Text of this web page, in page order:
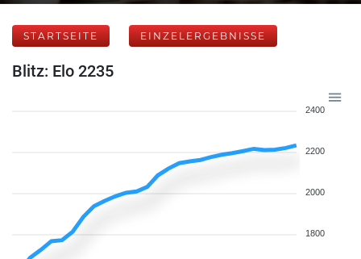
STARTSEITE EINZELERGEBNISSE
Blitz: Elo 2235
2400
2200
2000
1800